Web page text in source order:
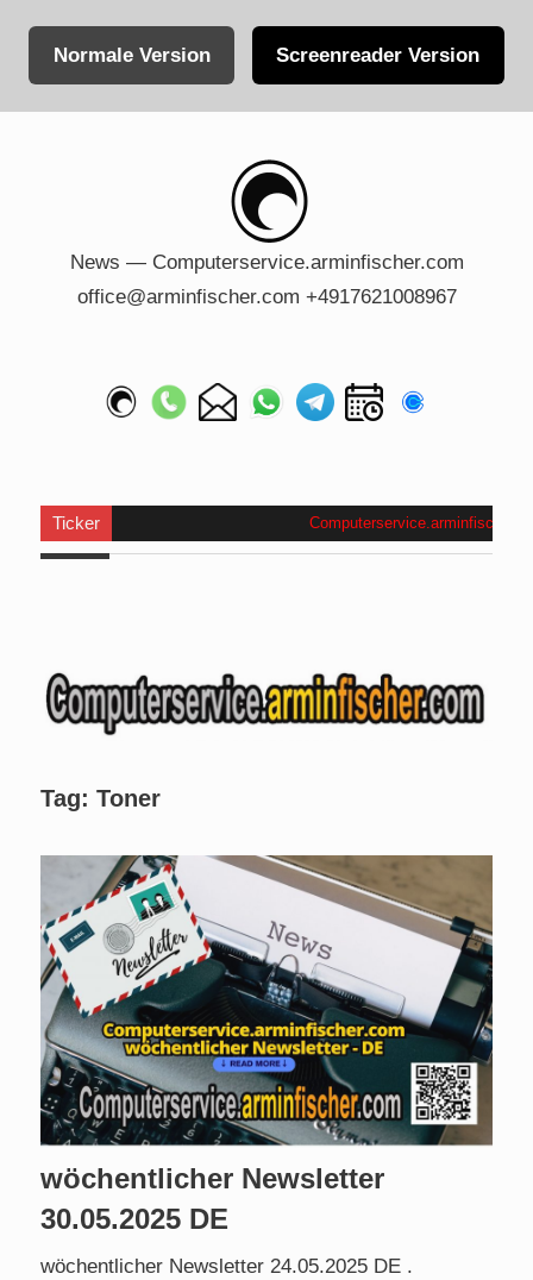
Normale Version Screenreader Version
News — Computerservice.arminfischer.com
office@arminfischer.com +4917621008967
Ticker Computerservice.arminfischer.com
Tag: Toner
wöchentlicher Newsletter
30.05.2025 DE
wöchentlicher Newsletter 24.05.2025 DE .